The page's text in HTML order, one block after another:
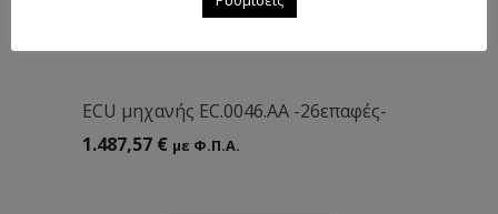
ECU μηχανής EC.0046.ΑΑ -26επαφές-
1.487,57 € με Φ.Π.Α.